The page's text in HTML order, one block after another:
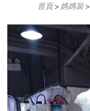
首頁> 媽媽裝>